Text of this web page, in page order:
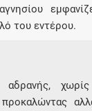
του εντέρου.